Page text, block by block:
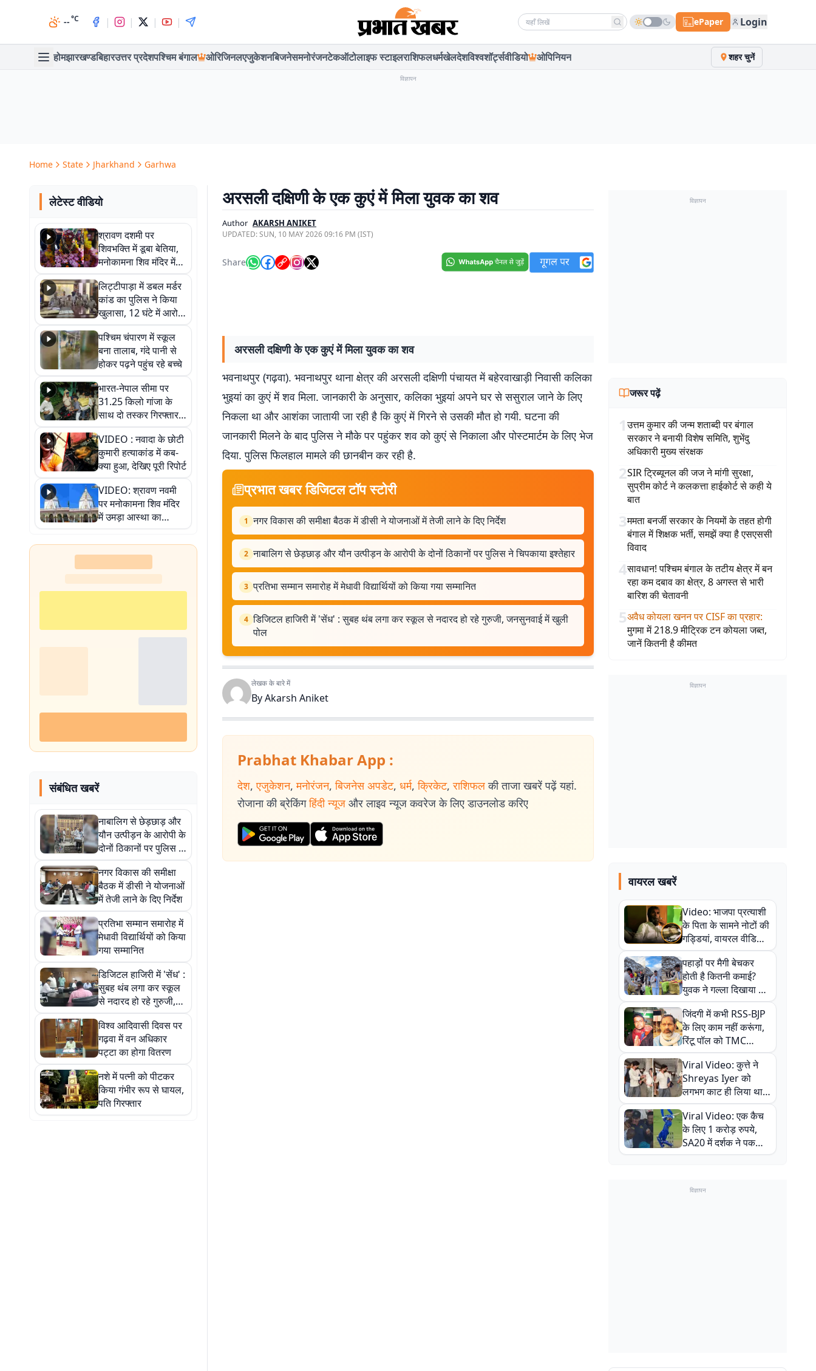
--°C | | | | Search news ePaper Login
होमझारखण्डबिहारउत्तर प्रदेशपश्चिम बंगाल ओरिजिनलएजुकेशनबिजनेसमनोरंजनटेकऑटोलाइफ स्टाइलराशिफलधर्मखेलदेशविश्वशॉर्ट्सवीडियो ओपिनियन शहर चुनें
विज्ञापन
Home State Jharkhand Garhwa
लेटेस्ट वीडियो
श्रावण दशमी पर
शिवभक्ति में डूबा बेतिया,
मनोकामना शिव मंदिर में
हुआ भव्य श्रृंगार
लिट्टीपाड़ा में डबल मर्डर
कांड का पुलिस ने किया
खुलासा, 12 घंटे में आरोपी
गिरफ्तार
पश्चिम चंपारण में स्कूल
बना तालाब, गंदे पानी से
होकर पढ़ने पहुंच रहे बच्चे
भारत-नेपाल सीमा पर
31.25 किलो गांजा के
साथ दो तस्कर गिरफ्तार,
नेपाली नंबर की बाइक
जब्त
VIDEO : नवादा के छोटी
कुमारी हत्याकांड में कब-
क्या हुआ, देखिए पूरी रिपोर्ट
VIDEO: श्रावण नवमी
पर मनोकामना शिव मंदिर
में उमड़ा आस्था का
सैलाब, हर-हर महादेव के
जयघोष से गूंजा परिसर
संबंधित खबरें
नाबालिग से छेड़छाड़ और
यौन उत्पीड़न के आरोपी के
दोनों ठिकानों पर पुलिस ने
चिपकाया इश्तेहार
नगर विकास की समीक्षा
बैठक में डीसी ने योजनाओं
में तेजी लाने के दिए निर्देश
प्रतिभा सम्मान समारोह में
मेधावी विद्यार्थियों को किया
गया सम्मानित
डिजिटल हाजिरी में 'सेंध' :
सुबह थंब लगा कर स्कूल
से नदारद हो रहे गुरुजी,
जनसुनवाई में खुली पोल
विश्व आदिवासी दिवस पर
गढ़वा में वन अधिकार
पट्टा का होगा वितरण
नशे में पत्नी को पीटकर
किया गंभीर रूप से घायल,
पति गिरफ्तार
अरसली दक्षिणी के एक कुएं में मिला युवक का शव
Author AKARSH ANIKET
UPDATED:SUN, 10 MAY 2026 09:16 PM (IST)
Share
अरसली दक्षिणी के एक कुएं में मिला युवक का शव
भवनाथपुर (गढ़वा). भवनाथपुर थाना क्षेत्र की अरसली दक्षिणी पंचायत में बहेरवाखाड़ी निवासी कलिका
भुइयां का कुएं में शव मिला. जानकारी के अनुसार, कलिका भुइयां अपने घर से ससुराल जाने के लिए
निकला था और आशंका जातायी जा रही है कि कुएं में गिरने से उसकी मौत हो गयी. घटना की
जानकारी मिलने के बाद पुलिस ने मौके पर पहुंकर शव को कुएं से निकाला और पोस्टमार्टम के लिए भेज
दिया. पुलिस फिलहाल मामले की छानबीन कर रही है.
प्रभात खबर डिजिटल टॉप स्टोरी
1 नगर विकास की समीक्षा बैठक में डीसी ने योजनाओं में तेजी लाने के दिए निर्देश
2 नाबालिग से छेड़छाड़ और यौन उत्पीड़न के आरोपी के दोनों ठिकानों पर पुलिस ने चिपकाया इश्तेहार
3 प्रतिभा सम्मान समारोह में मेधावी विद्यार्थियों को किया गया सम्मानित
4 डिजिटल हाजिरी में 'सेंध' : सुबह थंब लगा कर स्कूल से नदारद हो रहे गुरुजी, जनसुनवाई में खुली
पोल
लेखक के बारे में
ByAkarsh Aniket
Prabhat Khabar App :
देश, एजुकेशन, मनोरंजन, बिजनेस अपडेट, धर्म, क्रिकेट, राशिफल की ताजा खबरें पढ़ें यहां.
रोजाना की ब्रेकिंग हिंदी न्यूज और लाइव न्यूज कवरेज के लिए डाउनलोड करिए
विज्ञापन
जरूर पढ़ें
1उत्तम कुमार की जन्म शताब्दी पर बंगाल
सरकार ने बनायी विशेष समिति, शुभेंदु
अधिकारी मुख्य संरक्षक
2SIR ट्रिब्यूनल की जज ने मांगी सुरक्षा,
सुप्रीम कोर्ट ने कलकत्ता हाईकोर्ट से कही ये
बात
3ममता बनर्जी सरकार के नियमों के तहत होगी
बंगाल में शिक्षक भर्ती, समझें क्या है एसएससी
विवाद
4सावधान! पश्चिम बंगाल के तटीय क्षेत्र में बन
रहा कम दबाव का क्षेत्र, 8 अगस्त से भारी
बारिश की चेतावनी
5अवैध कोयला खनन पर CISF का प्रहार:
मुगमा में 218.9 मीट्रिक टन कोयला जब्त,
जानें कितनी है कीमत
विज्ञापन
वायरल खबरें
Video: भाजपा प्रत्याशी
के पिता के सामने नोटों की
गड्डियां, वायरल वीडियो
से राजनीति में उबाल,
अजित महतो बोले- TMC
की गंदी चाल
पहाड़ों पर मैगी बेचकर
होती है कितनी कमाई?
युवक ने गल्ला दिखाया तो
नौकरी वालों के खड़े हो गए
कान
जिंदगी में कभी RSS-BJP
के लिए काम नहीं करूंगा,
रिंटू पॉल को TMC
ऑफिस में ले जाकर पीटा,
Video वायरल
Viral Video: कुत्ते ने
Shreyas Iyer को
लगभग काट ही लिया था,
न्यूजीलैंड सीरीज से पहले
बाल-बाल बचे
Viral Video: एक कैच
के लिए 1 करोड़ रुपये,
SA20 में दर्शक ने पकड़ा
एक हाथ से गजब का कैच
विज्ञापन